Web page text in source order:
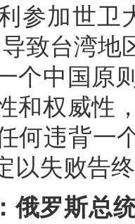
参加世卫
致台湾地
个中国原
和权威性
何违背一
以失败告
俄罗斯总